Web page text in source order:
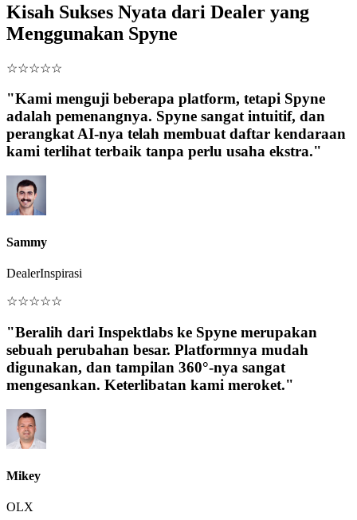
Kisah Sukses Nyata dari Dealer yang
Menggunakan Spyne
☆☆☆☆☆
"Kami menguji beberapa platform, tetapi Spyne
adalah pemenangnya. Spyne sangat intuitif, dan
perangkat AI-nya telah membuat daftar kendaraan
kami terlihat terbaik tanpa perlu usaha ekstra."
Sammy
DealerInspirasi
☆☆☆☆☆
"Beralih dari Inspektlabs ke Spyne merupakan
sebuah perubahan besar. Platformnya mudah
digunakan, dan tampilan 360°-nya sangat
mengesankan. Keterlibatan kami meroket."
Mikey
OLX